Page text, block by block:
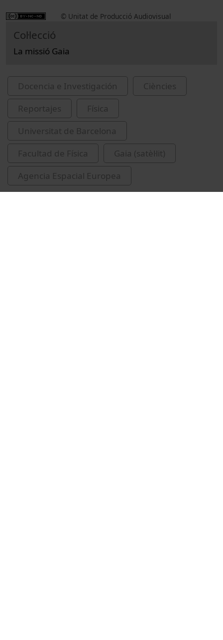
© Unitat de Producció Audiovisual
Col·lecció
La missió Gaia
Docencia e Investigación
Ciències
Reportajes
Física
Universitat de Barcelona
Facultad de Física
Gaia (satèl·lit)
Agencia Espacial Europea